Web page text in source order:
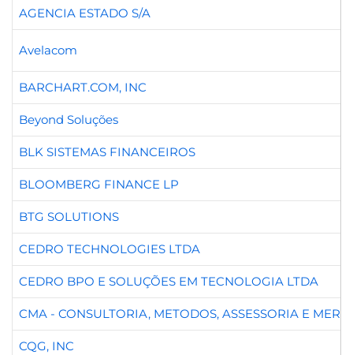
B3
AGENCIA ESTADO S/A
Avelacom
BARCHART.COM, INC
Beyond Soluções
BLK SISTEMAS FINANCEIROS
BLOOMBERG FINANCE LP
BTG SOLUTIONS
CEDRO TECHNOLOGIES LTDA
CEDRO BPO E SOLUÇÕES EM TECNOLOGIA LTDA
CMA - CONSULTORIA, METODOS, ASSESSORIA E
CQG, INC